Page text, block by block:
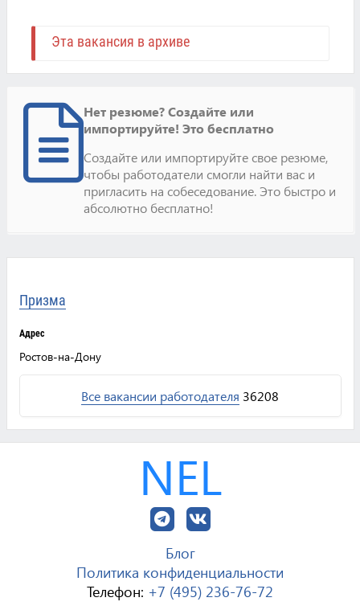
Эта вакансия в архиве
Нет резюме? Создайте или
импортируйте! Это бесплатно
Создайте или импортируйте свое резюме,
чтобы работодатели смогли найти вас и
пригласить на собеседование. Это быстро и
абсолютно бесплатно!
Призма
Адрес
Ростов-на-Дону
Все вакансии работодателя 36208
NEL
Блог
Политика конфиденциальности
Телефон: +7 (495) 236-76-72